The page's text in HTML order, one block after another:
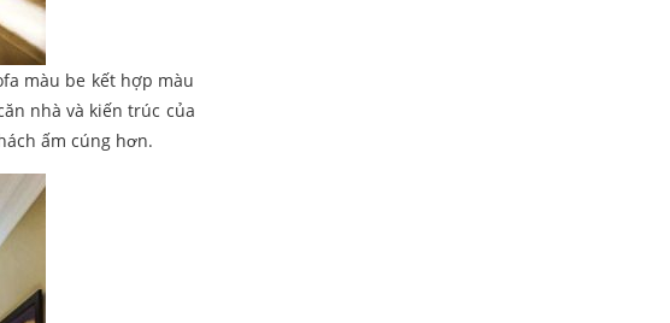
màu be kết hợp màu
nhà và kiến trúc của
ấm cúng hơn.